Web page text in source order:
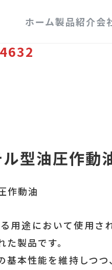
ホーム製品紹介会
型油圧作動
作動油
用途において使用さ
製品です。
基本性能を維持しつ